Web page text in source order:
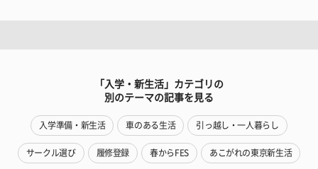
「入学・新生活」カテゴリの
別のテーマの記事を見る
入学準備・新生活 車のある生活 引っ越し・一人暮らし
サークル選び 履修登録 春からFES あこがれの東京新生活